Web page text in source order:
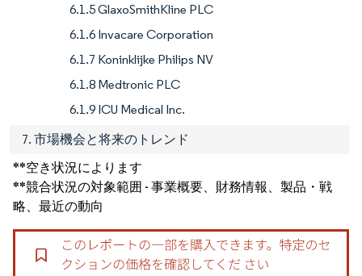
6.1.5 GlaxoSmithKline PLC
6.1.6 Invacare Corporation
6.1.7 Koninklijke Philips NV
6.1.8 Medtronic PLC
6.1.9 ICU Medical Inc.
7. 市場機会と将来のトレンド
**空き状況によります
**競合状況の対象範囲 - 事業概要、財務情報、製品・戦
略、最近の動向